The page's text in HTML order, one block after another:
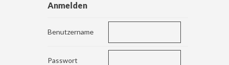
Anmelden
Benutzername
Passwort